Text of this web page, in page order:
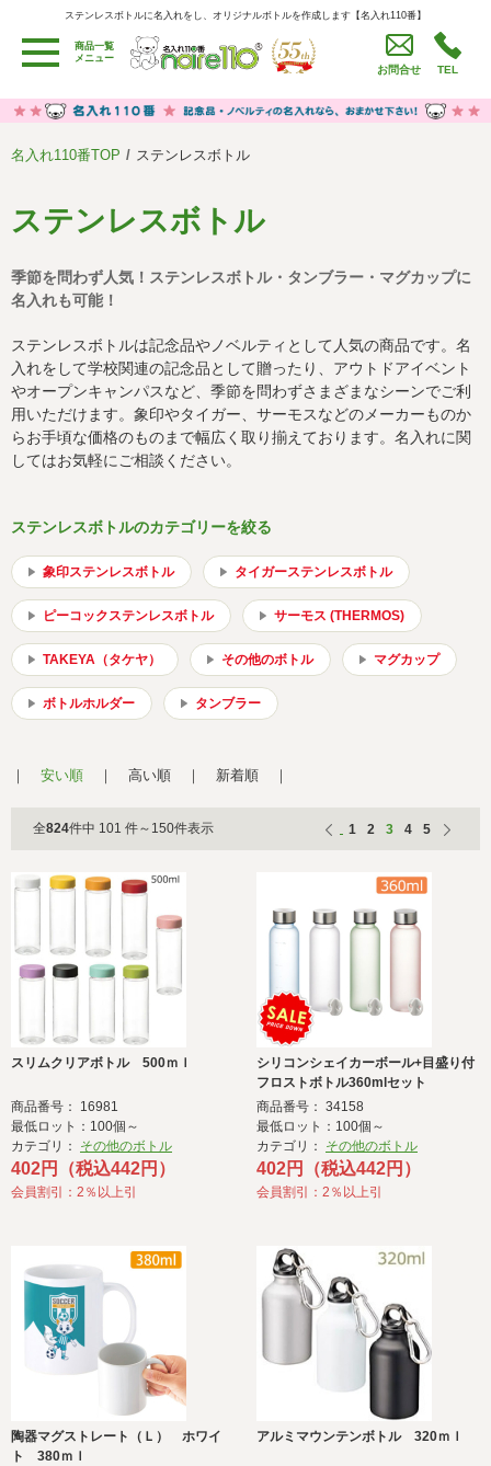
ステンレスボトルに名入れをし、オリジナルボトルを作成します【名入れ110番】
ステンレスボトルに名入れをし、オリジナルボトルを作成します【名入れ110番】
商品一覧
メニュー
お問合せ TEL
用途別カテゴリ
卒園・卒業記念品
労働組合・設立記念・周年記念
うちわ・扇子・ファン
値段別
セール品グッズ
ご利用ガイド 名入れについて
社会貢献活動 特定商取引法に基づく表記
著作権と推奨環境について プライバシーポリシー
よくある質問 採用情報
名入れ110番TOP ステンレスボトル
ステンレスボトル
季節を問わず人気！ステンレスボトル・タンブラー・マグカップに
名入れも可能！
ステンレスボトルは記念品やノベルティとして人気の商品です。名
入れをして学校関連の記念品として贈ったり、アウトドアイベント
やオープンキャンパスなど、季節を問わずさまざまなシーンでご利
用いただけます。象印やタイガー、サーモスなどのメーカーものか
らお手頃な価格のものまで幅広く取り揃えております。名入れに関
してはお気軽にご相談ください。
ステンレスボトルのカテゴリーを絞る
象印ステンレスボトル タイガーステンレスボトル
ピーコックステンレスボトル サーモス (THERMOS)
TAKEYA（タケヤ） その他のボトル マグカップ
ボトルホルダー タンブラー
安い順 高い順 新着順
全824件中 101 件～150件表示 1 2 3 4 5
スリムクリアボトル 500ｍｌ
商品番号： 16981
最低ロット：100個～
カテゴリ： その他のボトル
402円（税込442円）
会員割引：2％以上引
シリコンシェイカーボール+目盛り付
フロストボトル360mlセット
商品番号： 34158
最低ロット：100個～
カテゴリ： その他のボトル
402円（税込442円）
会員割引：2％以上引
陶器マグストレート（Ｌ） ホワイ
ト 380ｍｌ
アルミマウンテンボトル 320ｍｌ